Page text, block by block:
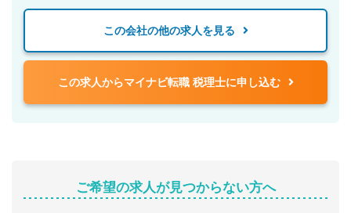
この会社の他の求人を見る
この求人からマイナビ転職 税理士に申し込む
ご希望の求人が見つからない方へ